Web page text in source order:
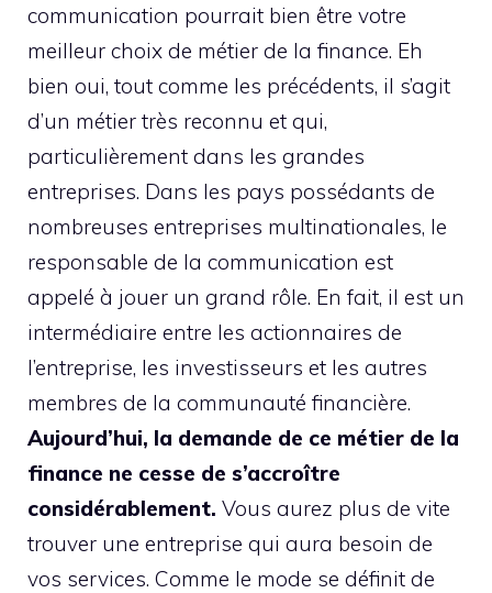
communication pourrait bien être votre
meilleur choix de métier de la finance. Eh
bien oui, tout comme les précédents, il s’agit
d’un métier très reconnu et qui,
particulièrement dans les grandes
entreprises. Dans les pays possédants de
nombreuses entreprises multinationales, le
responsable de la communication est
appelé à jouer un grand rôle. En fait, il est un
intermédiaire entre les actionnaires de
l’entreprise, les investisseurs et les autres
membres de la communauté financière.
Aujourd’hui, la demande de ce métier de la
finance ne cesse de s’accroître
considérablement. Vous aurez plus de vite
trouver une entreprise qui aura besoin de
vos services. Comme le mode se définit de